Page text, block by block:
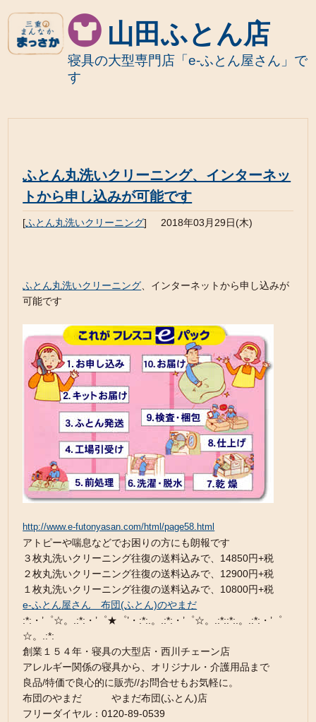
山田ふとん店
寝具の大型専門店「e-ふとん屋さん」で
す
ふとん丸洗いクリーニング、インターネッ
トから申し込みが可能です
[ふとん丸洗いクリーニング] 2018年03月29日(木)
ふとん丸洗いクリーニング 、インターネットから申し込みが
可能です
http://www.e-futonyasan.com/html/page58.html
アトピーや喘息などでお困りの方にも朗報です
３枚丸洗いクリーニング往復の送料込みで、14850円+税
２枚丸洗いクリーニング往復の送料込みで、12900円+税
１枚丸洗いクリーニング往復の送料込みで、10800円+税
e-ふとん屋さん 布団(ふとん)のやまだ
:*:・’゜☆。.:*:・’゜★゜’・:*:.。.:*:・’゜☆。.:*::*:.。.:*:・’゜
☆。.:*:
創業１５４年・寝具の大型店・西川チェーン店
アレルギー関係の寝具から、オリジナル・介護用品まで
良品/特価で良心的に販売//お問合せもお気軽に。
布団のやまだ やまだ布団(ふとん)店
フリーダイヤル：0120-89-0539